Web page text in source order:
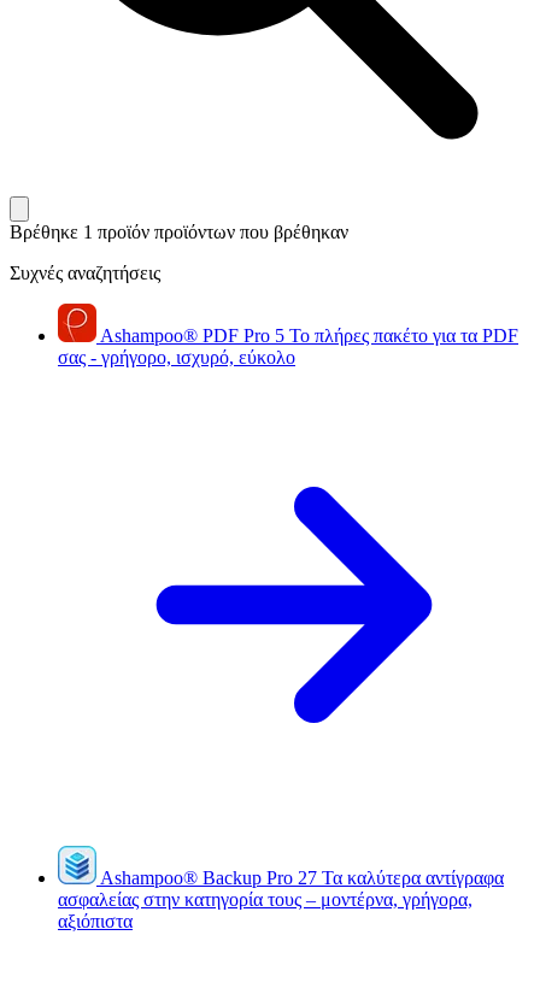
Βρέθηκε 1 προϊόν προϊόντων που βρέθηκαν
Συχνές αναζητήσεις
Ashampoo® PDF Pro 5 Το πλήρες πακέτο για τα PDF
σας - γρήγορο, ισχυρό, εύκολο
Ashampoo® Backup Pro 27 Τα καλύτερα αντίγραφα
ασφαλείας στην κατηγορία τους – μοντέρνα, γρήγορα,
αξιόπιστα